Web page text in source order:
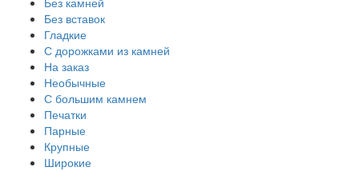
Без вставок
Гладкие
С дорожками из камней
На заказ
Необычные
С большим камнем
Печатки
Парные
Крупные
Широкие